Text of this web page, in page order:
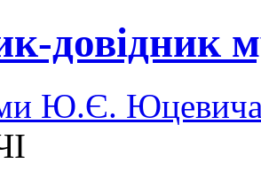
довідник
Ю.Є.